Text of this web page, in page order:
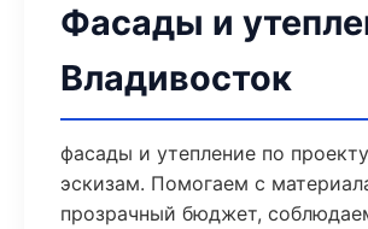
Фасады и
Владивосток
фасады и утепление по
эскизам. Помогаем с
прозрачный бюджет,